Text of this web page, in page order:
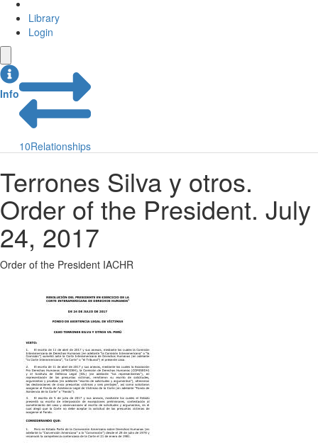
Library
Login
Info
10Relationships
Terrones Silva y otros.
Order of the President. July
24, 2017
Order of the President IACHR